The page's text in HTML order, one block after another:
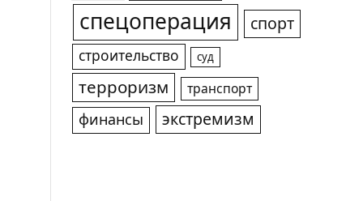
спецоперация спорт
строительство суд
терроризм транспорт
финансы экстремизм